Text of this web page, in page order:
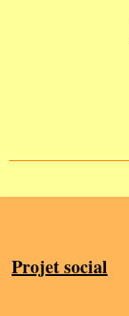
Projet social